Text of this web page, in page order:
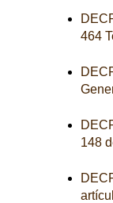
464
148